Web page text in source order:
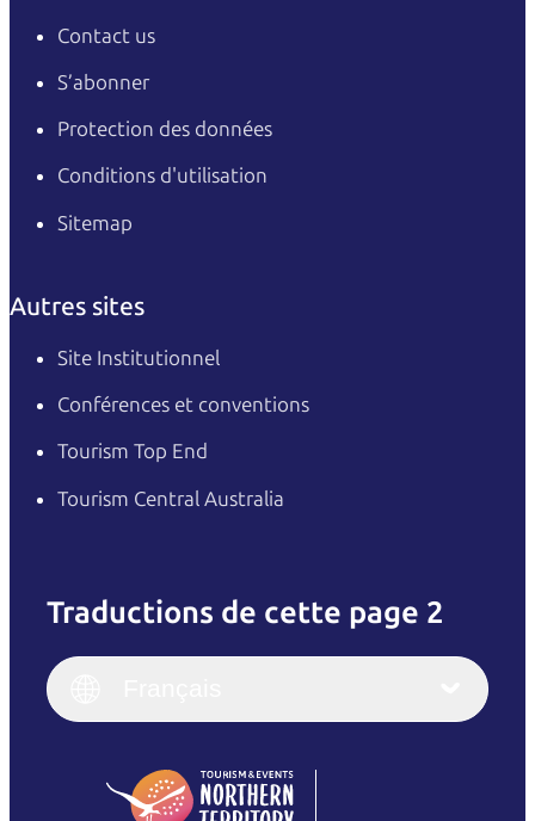
Contact us
S’abonner
Protection des données
Conditions d'utilisation
Sitemap
Autres sites
Site Institutionnel
Conférences et conventions
Tourism Top End
Tourism Central Australia
Traductions de cette page 2
English
(Singapore)
Italiano